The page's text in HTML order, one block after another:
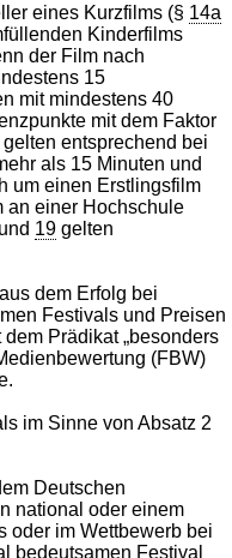
Kurzfilmen
eines Kurzfilms (§ 14a
Kinderfilms
der Film nach
15
mit mindestens 40
mit dem Faktor
entsprechend bei
als 15 Minuten und
um einen Erstlingsfilm
an einer Hochschule
und 19 gelten
dem Erfolg bei
Festivals und Preisen
Prädikat „besonders
(FBW)
im Sinne von Absatz 2
Deutschen
national oder einem
oder im Wettbewerb bei
bedeutsamen Festival